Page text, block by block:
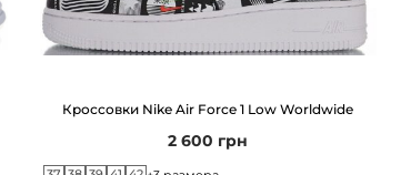
Кроссовки Nike Air Force 1 Low Worldwide
2 600 грн